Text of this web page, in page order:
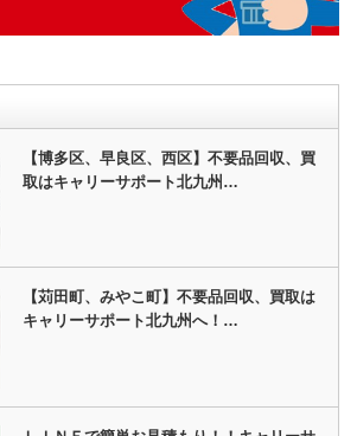
【博多区、早良区、西区】不要品回収、買
取はキャリーサポート北九州…
【苅田町、みやこ町】不要品回収、買取は
キャリーサポート北九州へ！…